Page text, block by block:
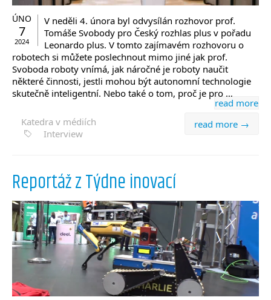
ÚNO
7
2024
V neděli 4. února byl odvysílán rozhovor prof.
Tomáše Svobody pro Český rozhlas plus v pořadu
Leonardo plus. V tomto zajímavém rozhovoru o
robotech si můžete poslechnout mimo jiné jak prof.
Svoboda roboty vnímá, jak náročné je roboty naučit
některé činnosti, jestli mohou být autonomní technologie
skutečně inteligentní. Nebo také o tom, proč je pro …
read more
read more →
Katedra v médiích
Interview
Reportáž z Týdne inovací